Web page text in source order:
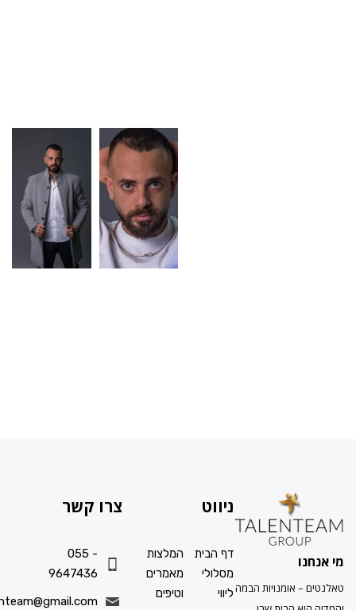
אומנויות הבמה
ניווט
ליווי
המלצות
מאמרים
וטיפים
צרו קשר
055 -
9647436
info.talenteam@gmail.com